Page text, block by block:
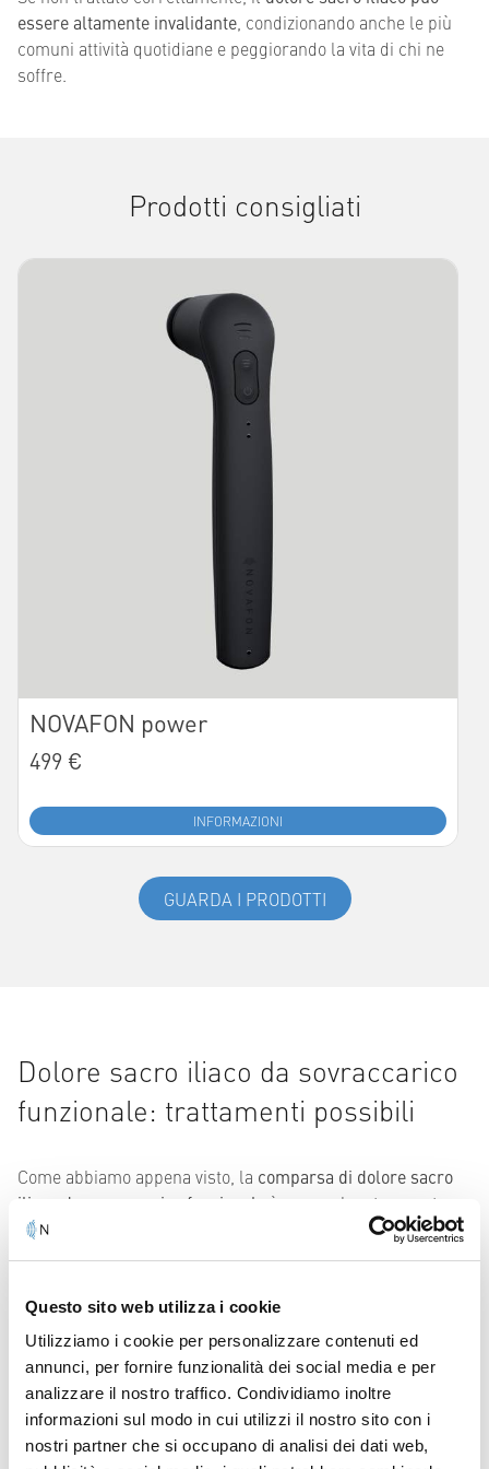
Questo sito web utilizza i cookie
Utilizziamo i cookie per personalizzare contenuti ed
annunci, per fornire funzionalità dei social media e per
analizzare il nostro traffico. Condividiamo inoltre
informazioni sul modo in cui utilizzi il nostro sito con i
nostri partner che si occupano di analisi dei dati web,
essere altamente invalidante , condizionando anche le più
comuni attività quotidiane e peggiorando la vita di chi ne
soffre.
Prodotti consigliati
NOVAFON power
499 €
INFORMAZIONI
GUARDA I PRODOTTI
Dolore sacro iliaco da sovraccarico
funzionale: trattamenti possibili
Come abbiamo appena visto, la comparsa di dolore sacro
iliaco da sovraccarico funzionale
è spesso legata a posture
scorrette o disturbi che riguardano i muscoli del core.
Mantenere laposizione seduta per tanto tempo,
corretto, influisce praticamente su tutta la
vertebrale e sulle strutture associate, come muscoli e
legamenti.
Per questo motivo, al fine di migliorare la sintomatologia
dolorosa ed
evitare il sovraccarico funzionale , è necessario
mettere in atto trattamenti efficaci tanto nella cura del